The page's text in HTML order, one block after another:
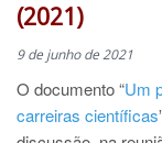
(2021)
9 de junho de 2021
O documento “Um
carreiras científicas